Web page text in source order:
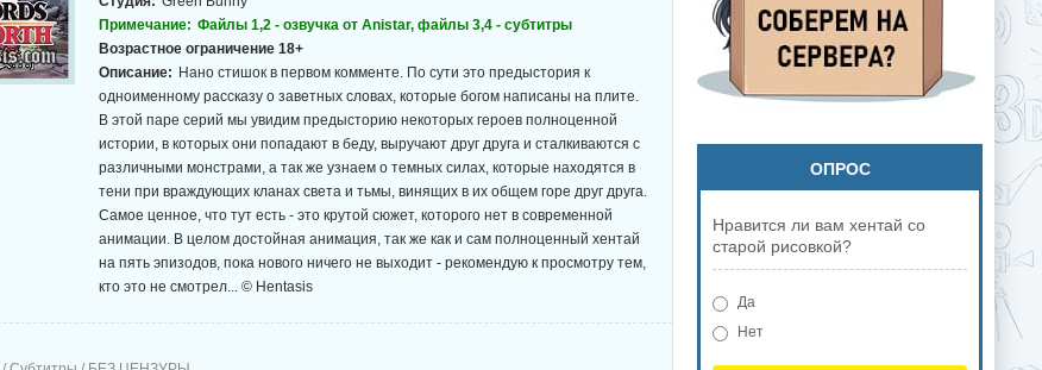
Примечание: Файлы 1,2 - озвучка от Anistar, файлы 3,4 - субтитры
Возрастное ограничение 18+
Описание: Нано стишок в первом комменте. По сути это предыстория к
одноименному рассказу о заветных словах, которые богом написаны на плите.
В этой паре серий мы увидим предысторию некоторых героев полноценной
истории, в которых они попадают в беду, выручают друг друга и сталкиваются с
различными монстрами, а так же узнаем о темных силах, которые находятся в
тени при враждующих кланах света и тьмы, винящих в их общем горе друг друга.
Самое ценное, что тут есть - это крутой сюжет, которого нет в современной
анимации. В целом достойная анимация, так же как и сам полноценный хентай
на пять эпизодов, пока нового ничего не выходит - рекомендую к просмотру тем,
кто это не смотрел... © Hentasis
ОПРОС
Нравится ли вам хентай со
старой рисовкой?
Да
Нет